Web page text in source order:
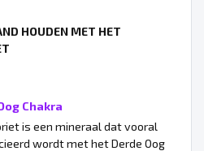
HOUDEN MET HET
Chakra
is een mineraal dat vooral
wordt met het Derde Oog